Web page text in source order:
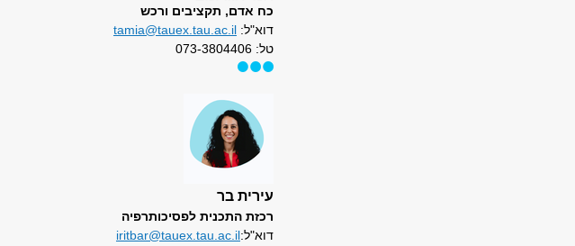
כח אדם, תקציבים ורכש
דוא"ל: tamia@tauex.tau.ac.il
טל: 073-3804406
עירית בר
רכזת התכנית לפסיכותרפיה
דוא"ל:
iritbar@tauex.tau.ac.il